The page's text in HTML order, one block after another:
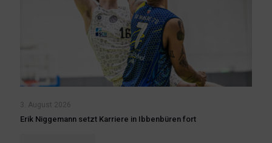
3. August 2026
Erik Niggemann setzt Karriere in Ibbenbüren fort